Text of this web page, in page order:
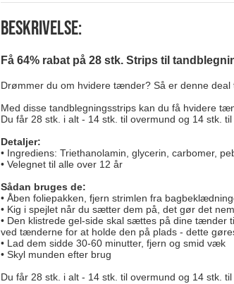
Beskrivelse:
Få 64% rabat på 28 stk. Strips til
Drømmer du om hvidere tænder? Så er denne deal
Med disse tandblegningsstrips kan du få hvidere
Du får 28 stk. i alt - 14 stk. til overmund og 14 stk. til
Detaljer:
• Ingrediens: Triethanolamin, glycerin, carbomer,
• Velegnet til alle over 12 år
Sådan bruges de:
• Åben foliepakken, fjern strimlen fra
• Kig i spejlet når du sætter dem på, det gør det
• Den klistrede gel-side skal sættes på dine
ved tænderne for at holde den på plads - dette
• Lad dem sidde 30-60 minutter, fjern og smid væk
• Skyl munden efter brug
Du får 28 stk. i alt - 14 stk. til overmund og 14 stk.